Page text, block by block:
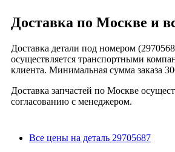
Доставка по Москве и
Доставка детали под номером
осуществляется транспортными
клиента. Минимальная сумма заказа
Доставка запчастей по Москве
согласованию с менеджером.
Все цены на деталь 29705687